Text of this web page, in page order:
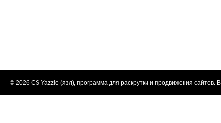
© 2026 CS Yazzle (язл), программа для раскрутки и продвижения сайтов.